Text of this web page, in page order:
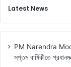
Latest News
PM Narendra Modi:
সপ্তম বার্ষিকীতে